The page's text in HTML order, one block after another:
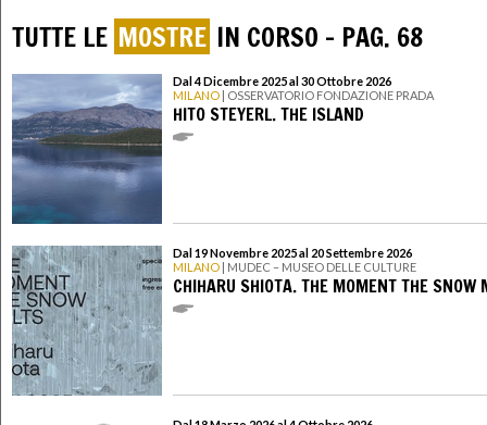
TUTTE LE MOSTRE IN CORSO - PAG. 68
Dal 4 Dicembre 2025 al 30 Ottobre 2026
MILANO | OSSERVATORIO FONDAZIONE PRADA
HITO STEYERL. THE ISLAND
Dal 19 Novembre 2025 al 20 Settembre 2026
MILANO | MUDEC – MUSEO DELLE CULTURE
CHIHARU SHIOTA. THE MOMENT THE SNOW